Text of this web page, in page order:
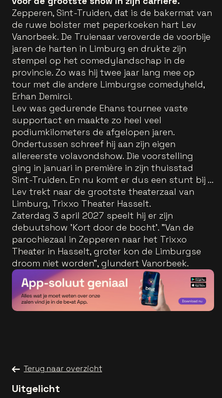
Zepperen, Sint-Truiden, dat is de bakermat van
de ruwe bolster met peperkoeken hart Lev
Vanorbeek. De Truienaar veroverde de voorbije
jaren de harten in Limburg en drukte zijn
stempel op het comedylandschap in de
provincie. Zo was hij twee jaar lang mee op
tour met die andere Limburgse comedyheld,
Erhan Demirci.
Lev was gedurende Ehans tournee vaste
supportact en maakte zo heel veel
podiumkilometers de afgelopen jaren.
Ondertussen schreef hij aan zijn eigen
allereerste volavondshow. Die voorstelling
ging in januari in première in zijn thuisstad
Sint-Truiden. En nu komt er dus een stunt bij ...
Lev trekt naar de grootste theaterzaal van
Limburg, Trixxo Theater Hasselt.
Zaterdag 3 april 2027 speelt hij er zijn
debuutshow 'Kort door de bocht'. "Van de
parochiezaal in Zepperen naar het Trixxo
Theater in Hasselt, groter kon de Limburgse
droom niet worden", glundert Vanorbeek.
Terug naar overzicht
Uitgelicht